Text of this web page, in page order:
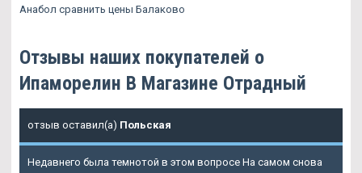
Анабол сравнить цены Балаково
Отзывы наших покупателей о
Ипаморелин В Магазине Отрадный
отзыв оставил(а) Польская
Недавнего была темнотой в этом вопросе На самом снова